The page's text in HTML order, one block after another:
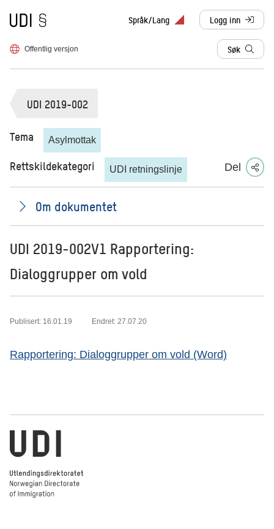
Til forsiden Språk/Lang Logg inn
, sendes til
Offentlig versjon Søk
UDI 2019-002
Tema Asylmottak
Rettskildekategori UDI retningslinje Del
Om dokumentet
UDI 2019-002V1 Rapportering:
Dialoggrupper om vold
Publisert: 16.01.19 Endret: 27.07.20
Rapportering: Dialoggrupper om vold (Word)
Utlendingsdirektoratet